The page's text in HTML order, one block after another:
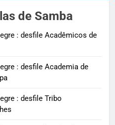
de Samba
: desfile Acadêmicos de
: desfile Academia de
: desfile Tribo